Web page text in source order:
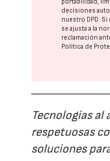
decisiones
nuestro DPD. Si
se ajusta a la
reclamación
Política de
Tecnologías al
respetuosas
soluciones